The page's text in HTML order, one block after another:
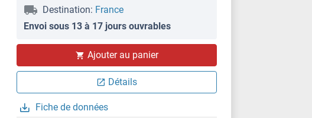
Destination: France
Envoi sous 13 à 17 jours ouvrables
Ajouter au panier
Détails
Fiche de données